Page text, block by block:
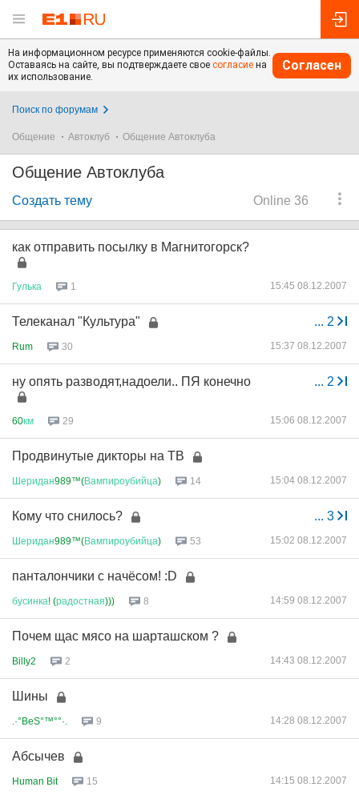
На информационном ресурсе применяются cookie-файлы.
Оставаясь на сайте, вы подтверждаете свое согласие на
их использование.
Согласен
Поиск по форумам
Общение Автоклуб Общение Автоклуба
Общение Автоклуба
Online 36
Создать тему
как отправить посылку в Магнитогорск?
Гулька 1 15:45 08.12.2007
... 2
Телеканал "Культура"
Rum 30 15:37 08.12.2007
... 2
ну опять разводят,надоели.. ПЯ конечно
60км 29 15:06 08.12.2007
Продвинутые дикторы на ТВ
Шеридан989™(Вампироубийца) 14 15:04 08.12.2007
... 3
Кому что снилось?
Шеридан989™(Вампироубийца) 53 15:02 08.12.2007
панталончики с начёсом! :D
бусинка! (радостная))) 8 14:59 08.12.2007
Почем щас мясо на шарташском ?
Billy2 2 14:43 08.12.2007
Шины
.·°BeS°™°°·. 9 14:28 08.12.2007
Абсычев
Human Bit 15 14:15 08.12.2007